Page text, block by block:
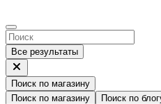
Все результаты
Поиск по магазину
Поиск по магазину
Поиск по